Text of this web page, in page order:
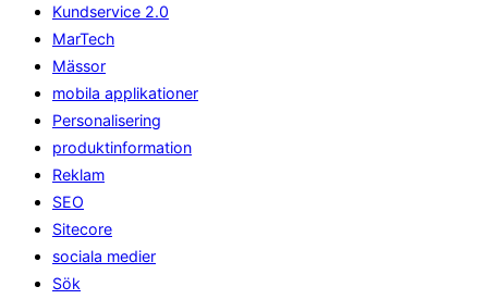
Kundservice 2.0
MarTech
Mässor
mobila applikationer
Personalisering
produktinformation
Reklam
SEO
Sitecore
sociala medier
Sök